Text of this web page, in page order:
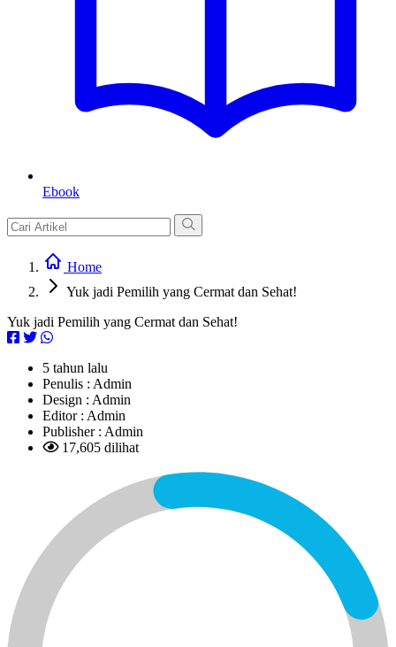
Ebook
Home
Yuk jadi Pemilih yang Cermat dan Sehat!
Yuk jadi Pemilih yang Cermat dan Sehat!
5 tahun lalu
Penulis : Admin
Design : Admin
Editor : Admin
Publisher : Admin
17,605 dilihat